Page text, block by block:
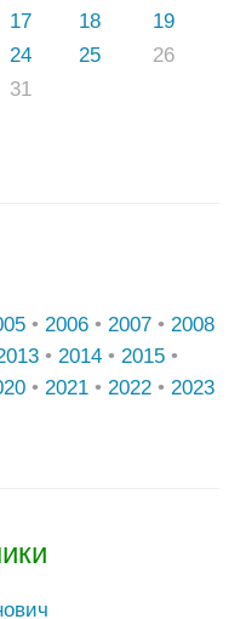
17 18
19
24 25
26
31
• 2006 • 2007 • 2008
• 2014 • 2015 •
• 2021 • 2022 • 2023